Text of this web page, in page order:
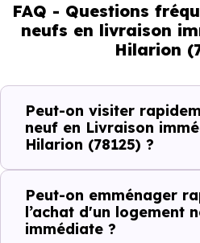
Livraison
pouvez réellement
Avec un
logement neuf
Saint-Hilarion (78125), vous
concrète. Le logement neuf
le projet peut avancer
Dans la pratique, voici
FAQ - Questions
neufs en livraison
Hilarion
Peut-on visiter
neuf en Livraison
Hilarion (78125) ?
Peut-on emménager
l’achat d'un logement
immédiate ?